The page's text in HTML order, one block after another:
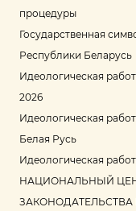
процедуры
Государственная
Республики Беларусь
Идеологическая
2026
Идеологическая
Белая Русь
Идеологическая
НАЦИОНАЛЬНЫЙ
ЗАКОНОДАТЕЛЬСТВА